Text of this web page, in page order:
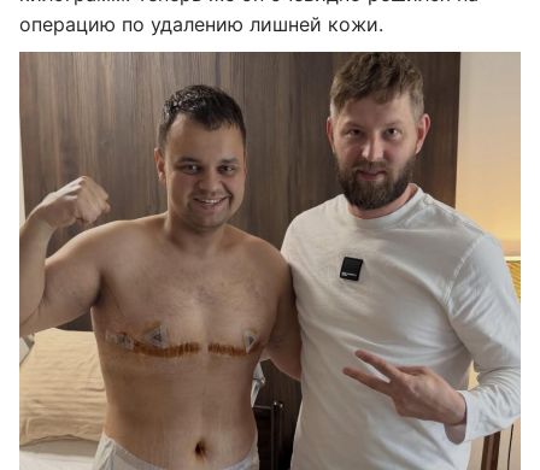
операцию по удалению лишней кожи.